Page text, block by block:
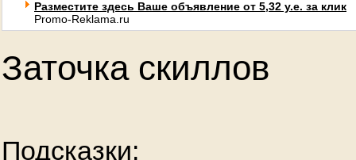
Разместите здесь Ваше объявление от 5,32 у.е. за клик
Promo-Reklama.ru
Заточка скиллов
Подсказки: